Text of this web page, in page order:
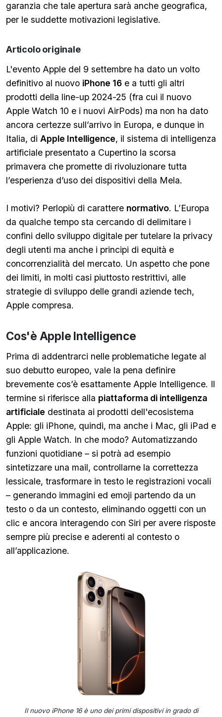
garanzia che tale apertura sarà anche geografica,
per le suddette motivazioni legislative.
Articolo originale
L'evento Apple del 9 settembre ha dato un volto
definitivo al nuovo iPhone 16 e a tutti gli altri
prodotti della line-up 2024-25 (fra cui il nuovo
Apple Watch 10 e i nuovi AirPods) ma non ha dato
ancora certezze sull’arrivo in Europa, e dunque in
Italia, di Apple Intelligence, il sistema di intelligenza
artificiale presentato a Cupertino la scorsa
primavera che promette di rivoluzionare tutta
l’esperienza d’uso dei dispositivi della Mela.
I motivi? Perlopiù di carattere normativo. L’Europa
da qualche tempo sta cercando di delimitare i
confini dello sviluppo digitale per tutelare la privacy
degli utenti ma anche i principi di equità e
concorrenzialità del mercato. Un aspetto che pone
dei limiti, in molti casi piuttosto restrittivi, alle
strategie di sviluppo delle grandi aziende tech,
Apple compresa.
Cos'è Apple Intelligence
Prima di addentrarci nelle problematiche legate al
suo debutto europeo, vale la pena definire
brevemente cos’è esattamente Apple Intelligence. Il
termine si riferisce alla piattaforma di intelligenza
artificiale destinata ai prodotti dell'ecosistema
Apple: gli iPhone, quindi, ma anche i Mac, gli iPad e
gli Apple Watch. In che modo? Automatizzando
funzioni quotidiane – si potrà ad esempio
sintetizzare una mail, controllarne la correttezza
lessicale, trasformare in testo le registrazioni vocali
– generando immagini ed emoji partendo da un
testo o da un contesto, eliminando oggetti con un
clic e ancora interagendo con Siri per avere risposte
sempre più precise e aderenti al contesto o
all’applicazione.
Il nuovo iPhone 16 è uno dei primi dispositivi in grado di